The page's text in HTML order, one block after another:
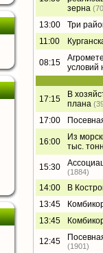
зерна
13:00 Три
11:00
08:15
условий
17:15
В
плана
17:00
16:00
Из
тыс.
15:30 (1884)
14:00 В
13:45
13:45
12:45 (1901)